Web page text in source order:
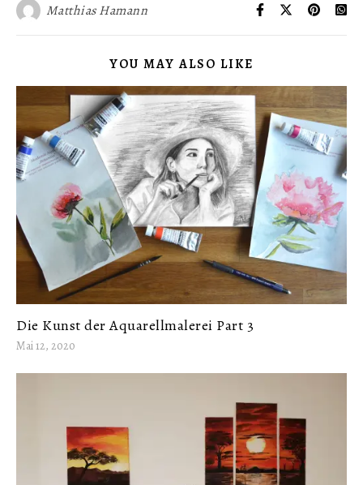
Matthias Hamann
YOU MAY ALSO LIKE
Die Kunst der Aquarellmalerei Part 3
Mai 12, 2020